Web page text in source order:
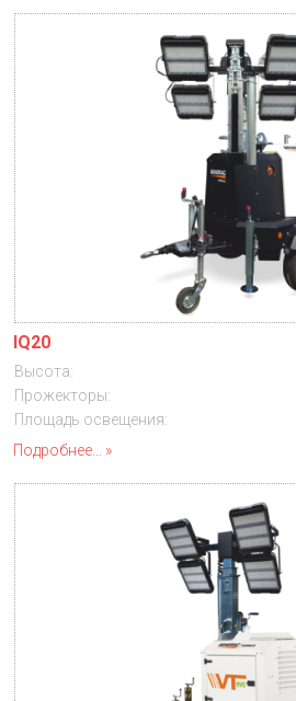
IQ20
Высота:
Прожекторы:
Площадь освещения:
Подробнее...